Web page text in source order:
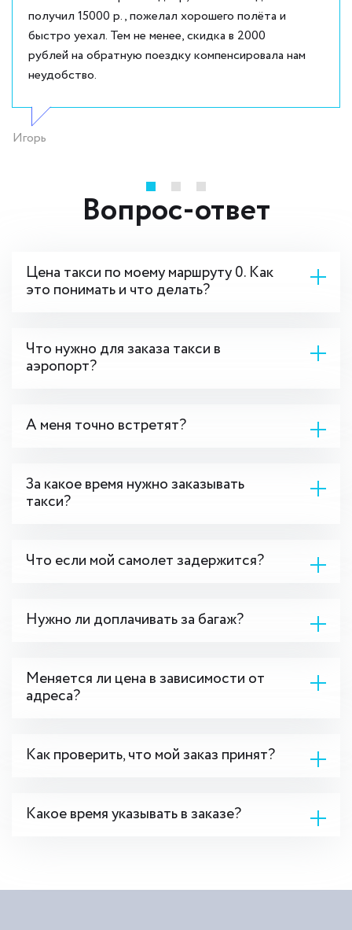
получил 15000 р., пожелал хорошего полёта и
быстро уехал. Тем не менее, скидка в 2000
рублей на обратную поездку компенсировала нам
неудобство.
Игорь
Вопрос-ответ
Цена такси по моему маршруту 0. Как
это понимать и что делать?
Что нужно для заказа такси в
аэропорт?
А меня точно встретят?
За какое время нужно заказывать
такси?
Что если мой самолет задержится?
Нужно ли доплачивать за багаж?
Меняется ли цена в зависимости от
адреса?
Как проверить, что мой заказ принят?
Какое время указывать в заказе?